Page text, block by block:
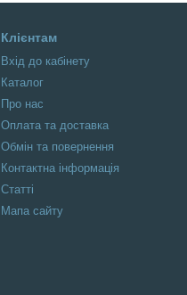
Клієнтам
Вхід до кабінету
Каталог
Про нас
Оплата та доставка
Обмін та повернення
Контактна інформація
Статті
Мапа сайту